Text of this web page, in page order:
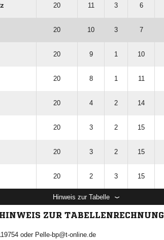
20 11 3 6
20 10 3 7
20 9 1 10
20 8 1 11
20 4 2 14
20 3 2 15
20 3 2 15
20 2 3 15
Hinweis zur Tabelle
HINWEIS ZUR TABELLENRECHNUNG
oder Pelle-bp@t-online.de